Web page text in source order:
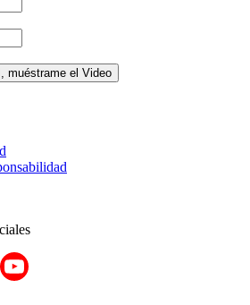
muéstrame el Video